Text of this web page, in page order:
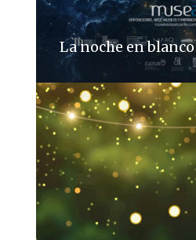
La noche en blanco